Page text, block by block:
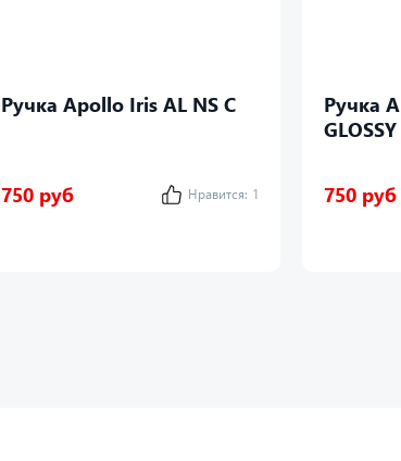
Ручка Apollo Iris AL NS C
750 руб Нравится: 1
Ручка
GLOSSY
750 руб